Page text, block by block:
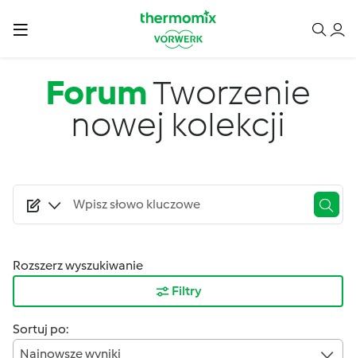
ForumTworzenie
nowej kolekcji
Rozszerz wyszukiwanie
Filtry
Sortuj po:
Najnowsze wyniki